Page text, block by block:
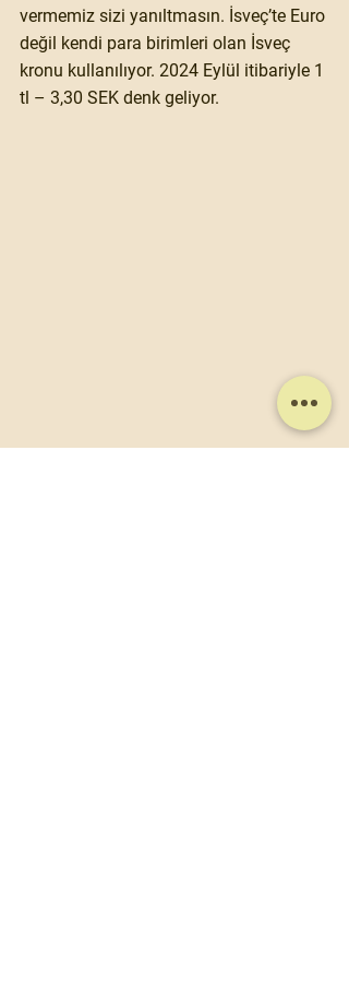
vermemiz sizi yanıltmasın. İsveç’te Euro
değil kendi para birimleri olan İsveç
kronu kullanılıyor. 2024 Eylül itibariyle 1
tl – 3,30 SEK denk geliyor.